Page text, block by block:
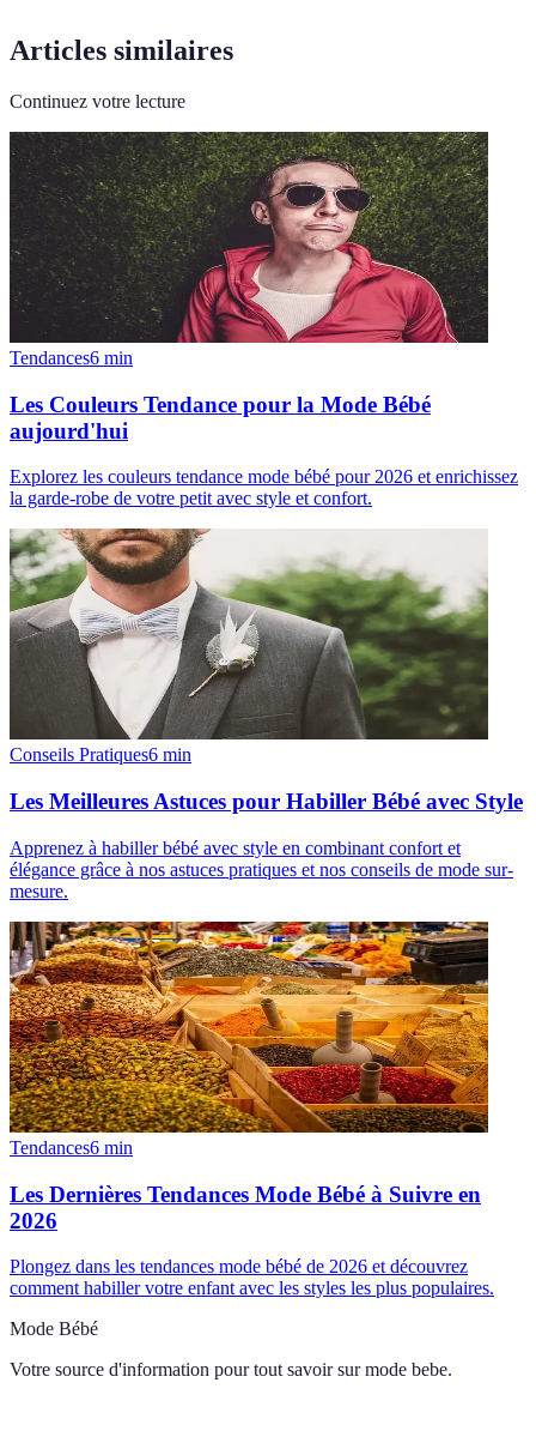
Articles similaires
Continuez votre lecture
Tendances6 min
Les Couleurs Tendance pour la Mode Bébé
aujourd'hui
Explorez les couleurs tendance mode bébé pour 2026 et enrichissez
la garde-robe de votre petit avec style et confort.
Conseils Pratiques6 min
Les Meilleures Astuces pour Habiller Bébé avec Style
Apprenez à habiller bébé avec style en combinant confort et
élégance grâce à nos astuces pratiques et nos conseils de mode sur-
mesure.
Tendances6 min
Les Dernières Tendances Mode Bébé à Suivre en
2026
Plongez dans les tendances mode bébé de 2026 et découvrez
comment habiller votre enfant avec les styles les plus populaires.
Mode Bébé
Votre source d'information pour tout savoir sur mode bebe.